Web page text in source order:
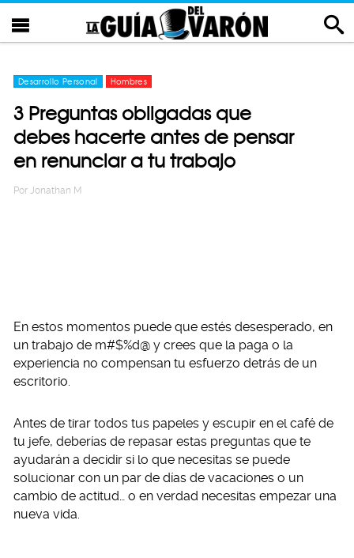
Desarrollo Personal Hombres
3 Preguntas obligadas que
debes hacerte antes de pensar
en renunciar a tu trabajo
Por Jonathan M
En estos momentos puede que estés desesperado, en
un trabajo de m#$%d@ y crees que la paga o la
experiencia no compensan tu esfuerzo detrás de un
escritorio.
Antes de tirar todos tus papeles y escupir en el café de
tu jefe, deberías de repasar estas preguntas que te
ayudarán a decidir si lo que necesitas se puede
solucionar con un par de días de vacaciones o un
cambio de actitud… o en verdad necesitas empezar una
nueva vida.